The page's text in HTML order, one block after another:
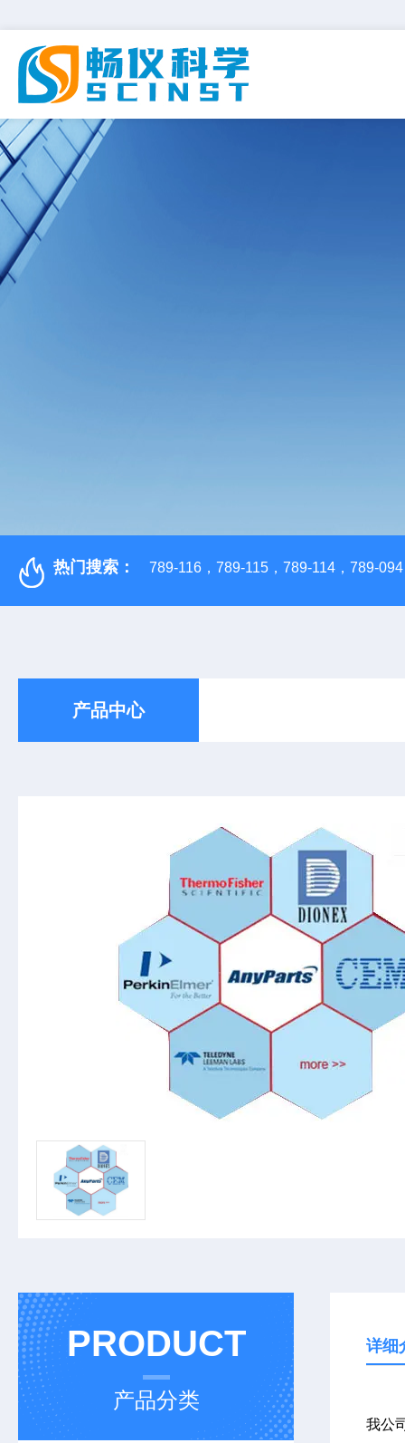
热门搜索： 789-116，789-115，789-114，789-
产品中心
PRODUCT
产品分类
详细
我公